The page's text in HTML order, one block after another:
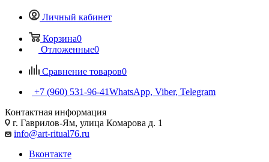
Личный кабинет
Корзина0
Отложенные0
Сравнение товаров0
+7 (960) 531-96-41WhatsApp, Viber, Telegram
Контактная информация
г. Гаврилов-Ям, улица Комарова д. 1
info@art-ritual76.ru
Вконтакте